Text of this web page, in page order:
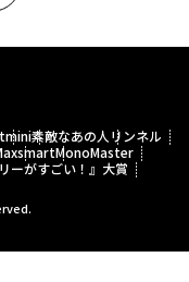
mini素敵なあの人 リンネル
smartMonoMaster
ーがすごい！』大賞